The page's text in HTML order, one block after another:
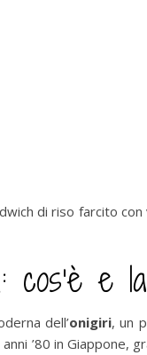
di riso farcito
cos’è e
dell’onigiri, un
’80 in Giappone,